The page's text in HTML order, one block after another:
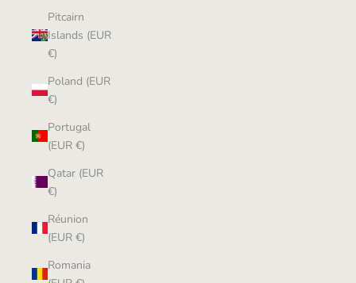
Pitcairn
Islands (EUR
€)
Poland (EUR
€)
Portugal
(EUR €)
Qatar (EUR
€)
Réunion
(EUR €)
Romania